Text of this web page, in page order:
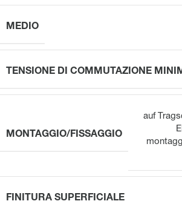
MEDIO
TENSIONE DI COMMUTAZIONE
MONTAGGIO/FISSAGGIO
auf
FINITURA SUPERFICIALE